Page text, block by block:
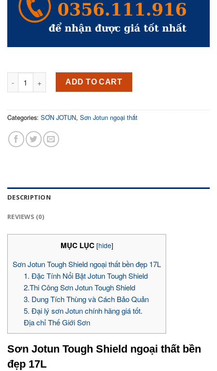
Sơn Jotun Tough Shield ngoại thất bền đẹp 17L quantity
ADD TO CART
Categories: SƠN JOTUN, Sơn Jotun ngoại thất
DESCRIPTION
REVIEWS (0)
MỤC LỤC [hide]
Sơn Jotun Tough Shield ngoại thất bền đẹp 17L
1. Đặc Tính Nổi Bật Jotun Tough Shield
2.Thi Công Sơn Jotun Tough Shield
3. Dung Tích Thùng và Cách Bảo Quản
5. Đại lý sơn Jotun chính hãng giá tốt.
Địa chỉ Thế Giới Sơn
Sơn Jotun Tough Shield ngoại thất bền
đẹp 17L